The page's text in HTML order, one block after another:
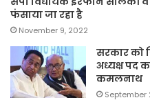
फंसाया जा रहा है
November 9, 2022
सरकार को
अध्यक्ष पद
कमलनाथ
September